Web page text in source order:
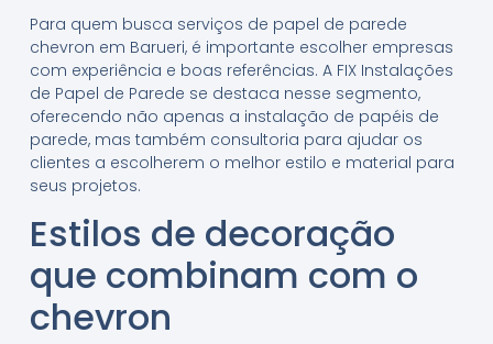
Para quem busca serviços de papel de parede
chevron em Barueri, é importante escolher empresas
com experiência e boas referências. A FIX Instalações
de Papel de Parede se destaca nesse segmento,
oferecendo não apenas a instalação de papéis de
parede, mas também consultoria para ajudar os
clientes a escolherem o melhor estilo e material para
seus projetos.
Estilos de decoração
que combinam com o
chevron